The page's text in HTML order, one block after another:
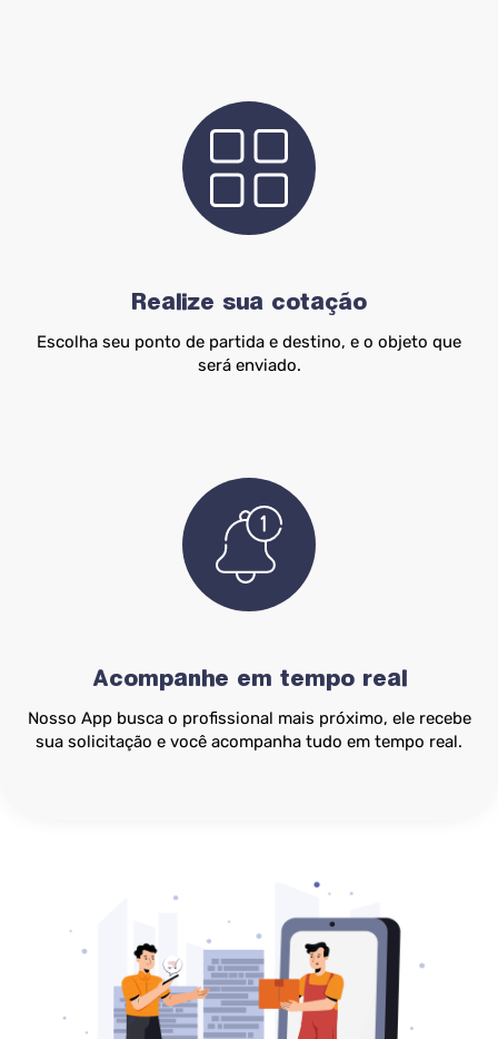
Realize sua cotação
Escolha seu ponto de partida e destino, e o objeto que
será enviado.
Acompanhe em tempo real
Nosso App busca o profissional mais próximo, ele recebe
sua solicitação e você acompanha tudo em tempo real.